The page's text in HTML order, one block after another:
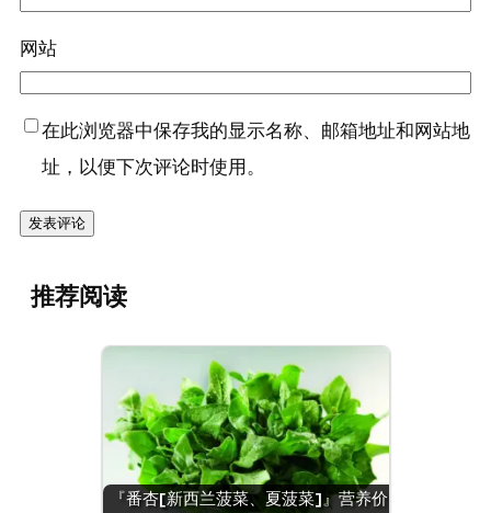
网站
在此浏览器中保存我的显示名称、邮箱地址和网站地
址，以便下次评论时使用。
推荐阅读
『番杏[新西兰菠菜、夏菠菜]』营养价
『绿豆
(干)』营养